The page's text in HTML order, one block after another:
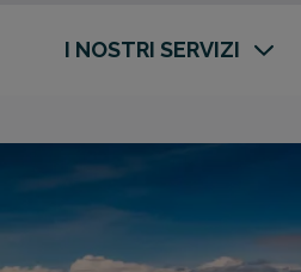
I NOSTRI SERVIZI